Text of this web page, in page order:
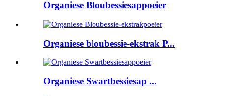
Organiese Bloubessiesappoeier
Organiese bloubessie-ekstrak P...
Organiese Swartbessiesap ...